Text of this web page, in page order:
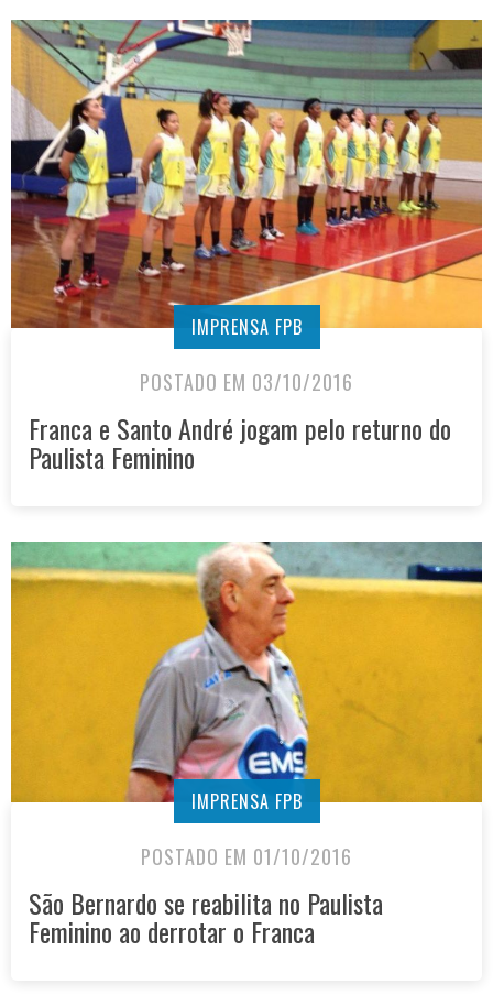
IMPRENSA FPB
POSTADO EM 03/10/2016
Franca e Santo André jogam pelo returno do
Paulista Feminino
IMPRENSA FPB
POSTADO EM 01/10/2016
São Bernardo se reabilita no Paulista
Feminino ao derrotar o Franca